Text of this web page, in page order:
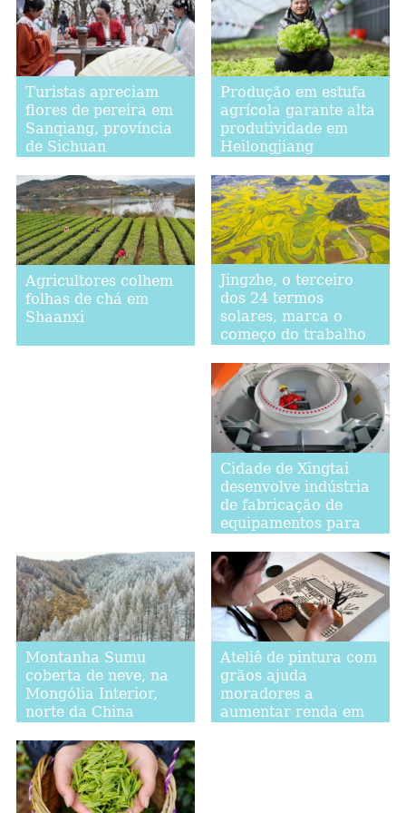
Turistas apreciam
flores de pereira em
Sanqiang, província
de Sichuan
Produção em estufa
agrícola garante alta
produtividade em
Heilongjiang
Agricultores colhem
folhas de chá em
Shaanxi
Jingzhe, o terceiro
dos 24 termos
solares, marca o
começo do trabalho
primavera
Cidade de Xingtai
desenvolve indústria
de fabricação de
equipamentos para
transformação
industrial
Montanha Sumu
coberta de neve, na
Mongólia Interior,
norte da China
Ateliê de pintura com
grãos ajuda
moradores a
aumentar renda em